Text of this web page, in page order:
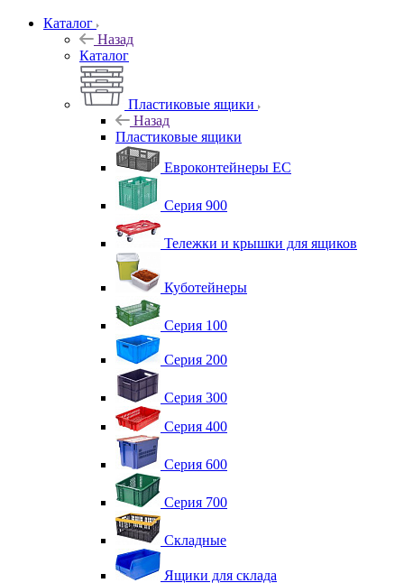
Каталог
Назад
Каталог
Пластиковые ящики
Назад
Пластиковые ящики
Евроконтейнеры ЕС
Серия 900
Тележки и крышки для ящиков
Куботейнеры
Серия 100
Серия 200
Серия 300
Серия 400
Серия 600
Серия 700
Складные
Ящики для склада